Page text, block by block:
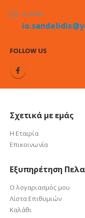
e-mail:
FOLLOW US
Σχετικά με εμάς
Η Εταιρία
Επικοινωνία
Εξυπηρέτηση
Ο λογαριασμός μου
Λίστα Επιθυμιών
Καλάθι